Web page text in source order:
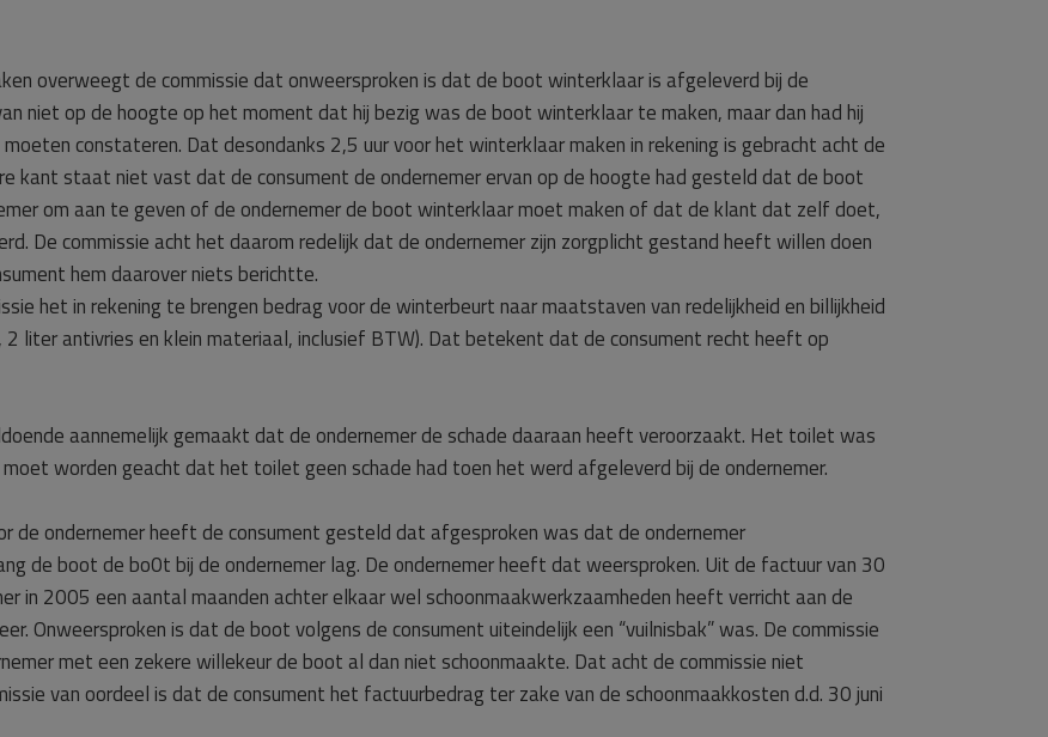
overweegt de commissie dat onweersproken is dat de boot winterklaar is afgeleverd bij de
niet op de hoogte op het moment dat hij bezig was de boot winterklaar te maken, maar dan had hij
constateren. Dat desondanks 2,5 uur voor het winterklaar maken in rekening is gebracht acht de
kant staat niet vast dat de consument de ondernemer ervan op de hoogte had gesteld dat de boot
om aan te geven of de ondernemer de boot winterklaar moet maken of dat de klant dat zelf doet,
De commissie acht het daarom redelijk dat de ondernemer zijn zorgplicht gestand heeft willen doen
hem daarover niets berichtte.
het in rekening te brengen bedrag voor de winterbeurt naar maatstaven van redelijkheid en billijkheid
liter antivries en klein materiaal, inclusief BTW). Dat betekent dat de consument recht heeft op
aannemelijk gemaakt dat de ondernemer de schade daaraan heeft veroorzaakt. Het toilet was
worden geacht dat het toilet geen schade had toen het werd afgeleverd bij de ondernemer.
de ondernemer heeft de consument gesteld dat afgesproken was dat de ondernemer
de boot de bo0t bij de ondernemer lag. De ondernemer heeft dat weersproken. Uit de factuur van 30
in 2005 een aantal maanden achter elkaar wel schoonmaakwerkzaamheden heeft verricht aan de
Onweersproken is dat de boot volgens de consument uiteindelijk een “vuilnisbak” was. De commissie
met een zekere willekeur de boot al dan niet schoonmaakte. Dat acht de commissie niet
van oordeel is dat de consument het factuurbedrag ter zake van de schoonmaakkosten d.d. 30 juni